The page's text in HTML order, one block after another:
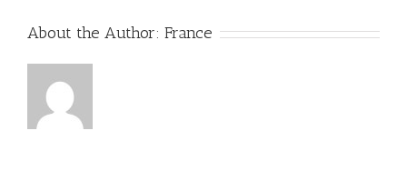
About the Author: France